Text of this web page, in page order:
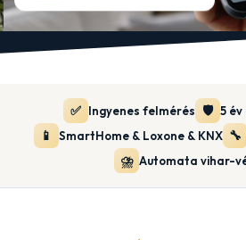
✅ Ingyenes felmérés 🛡️ 5
📱 SmartHome & Loxone & KNX 🔧
⛈️ Automata vihar-